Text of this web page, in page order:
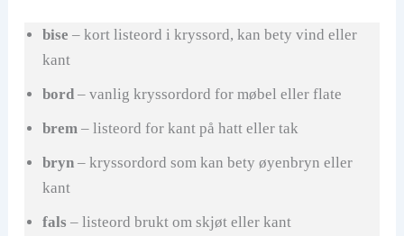
bise – kort listeord i kryssord, kan bety vind eller
kant
bord– vanlig kryssordord for møbel eller flate
brem– listeord for kant på hatt eller tak
bryn– kryssordord som kan bety øyenbryn eller
kant
fals – listeord brukt om skjøt eller kant